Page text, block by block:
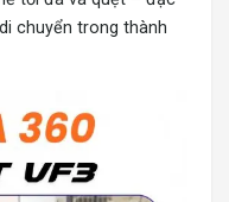
chuyển trong thành